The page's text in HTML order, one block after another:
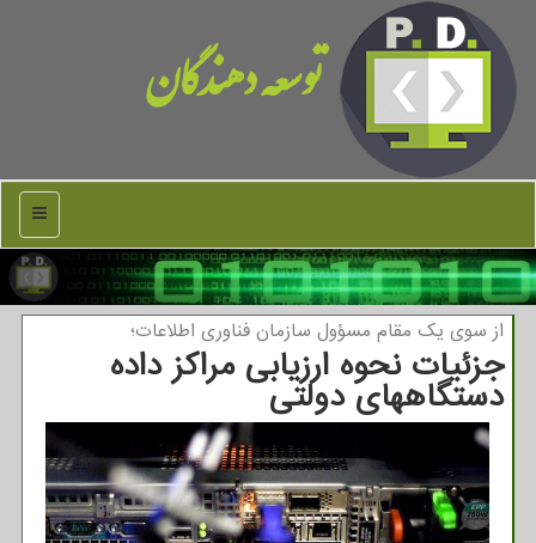
توسعه دهندگان
منو
از سوی یك مقام مسؤول سازمان فناوری اطلاعات؛
جزئیات نحوه ارزیابی مراکز داده
دستگاههای دولتی